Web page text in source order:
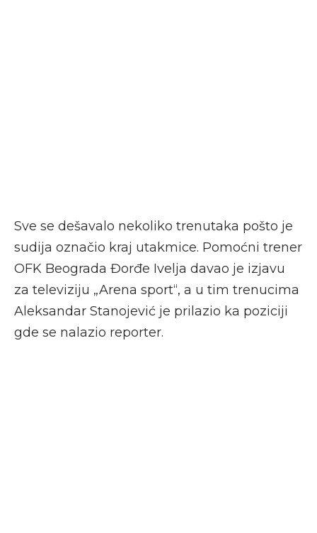
Sve se dešavalo nekoliko trenutaka pošto je
sudija označio kraj utakmice. Pomoćni trener
OFK Beograda Đorđe Ivelja davao je izjavu
za televiziju „Arena sport“, a u tim trenucima
Aleksandar Stanojević je prilazio ka poziciji
gde se nalazio reporter.